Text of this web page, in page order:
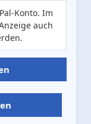
Konto. Im
auch